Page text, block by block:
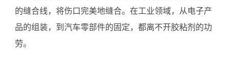
的缝合线，将伤口完美地缝合。在工业领域，从电子产
品的组装，到汽车零部件的固定，都离不开胶粘剂的功
劳。